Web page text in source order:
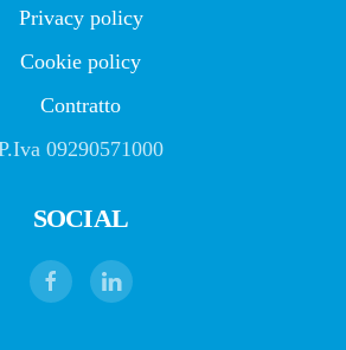
Privacy policy
Cookie policy
Contratto
09290571000
SOCIAL